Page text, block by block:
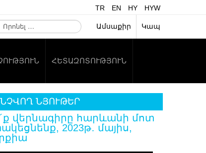
TR EN HY
HYW
Ամսաքիր Կապ
ՀԵՏԱԶՈՏՈՒԹՅՈՒՆ
ՆՅՈՒԹԵՐ
վերնագիրը հարևանի մոտ
2023թ․ մայիս,